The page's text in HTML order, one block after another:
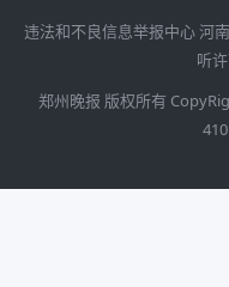
违法和不良信息举报中心河
听
郑州晚报 版权所有